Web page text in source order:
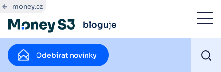
money.cz
bloguje
Odebírat novinky